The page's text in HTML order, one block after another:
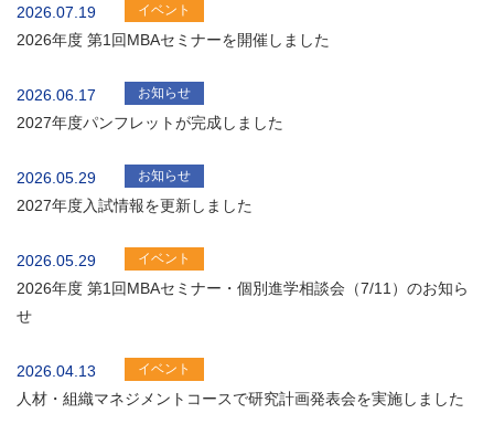
2026.07.19 イベント
2026年度 第1回MBAセミナーを開催しました
2026.06.17 お知らせ
2027年度パンフレットが完成しました
2026.05.29 お知らせ
2027年度入試情報を更新しました
2026.05.29 イベント
2026年度 第1回MBAセミナー・個別進学相談会（7/11）のお知ら
せ
2026.04.13 イベント
人材・組織マネジメントコースで研究計画発表会を実施しました